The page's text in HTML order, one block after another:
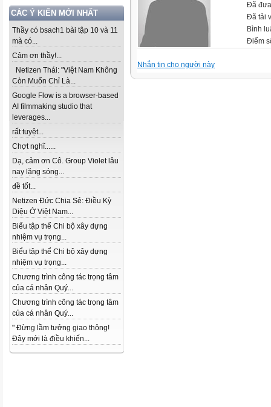
CÁC Ý KIẾN MỚI NHẤT
Thầy có bsach1 bài tập 10 và 11
mà có...
Cảm ơn thầy!...
Netizen Thái: "Việt Nam Không
Còn Muốn Chỉ Là...
Google Flow is a browser-based
AI filmmaking studio that
leverages...
rất tuyệt...
Chợt nghĩ......
Dạ, cảm ơn Cô. Group Violet lâu
nay lặng sóng...
đề tốt...
Netizen Đức Chia Sẻ: Điều Kỳ
Diệu Ở Việt Nam...
Biểu tập thể Chi bộ xây dựng
nhiệm vụ trọng...
Biểu tập thể Chi bộ xây dựng
nhiệm vụ trọng...
Chương trình công tác trọng tâm
của cá nhân Quý...
Chương trình công tác trọng tâm
của cá nhân Quý...
" Đừng lầm tưởng giao thông!
Đây mới là điều khiến...
Đã
Đã tải
Bình
Điểm
Nhắn tin cho người này